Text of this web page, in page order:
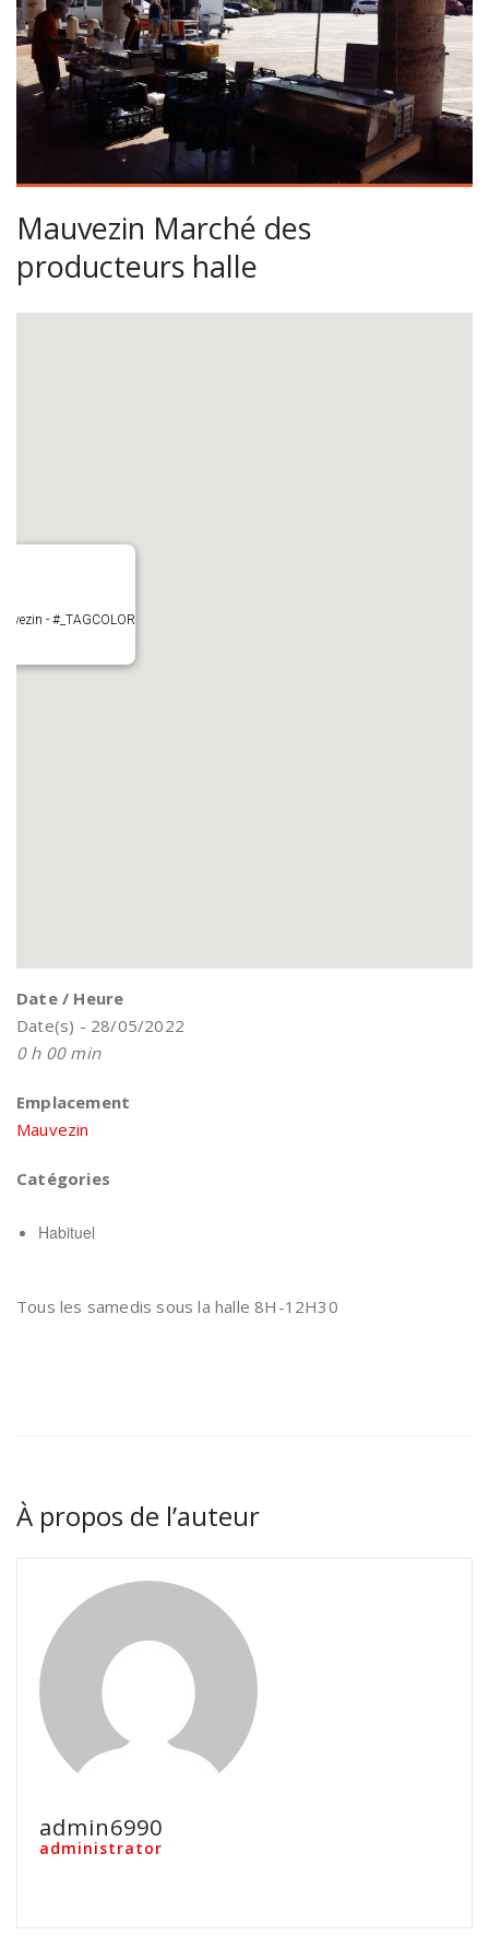
Mauvezin Marché des
producteurs halle
- #_TAGCOLOR
Date / Heure
Date(s) - 28/05/2022
0 h 00 min
Emplacement
Mauvezin
Catégories
Habituel
Tous les samedis sous la halle 8H-12H30
À propos de l’auteur
admin6990
administrator